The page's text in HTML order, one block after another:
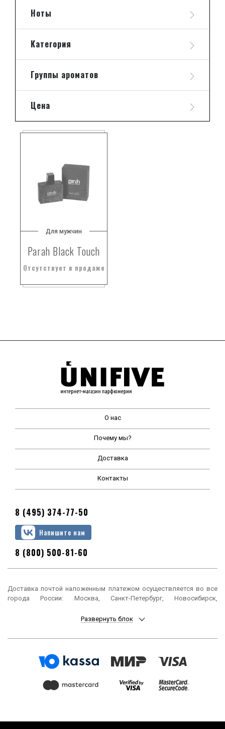
Ноты
Категория
Группы ароматов
Цена
Для мужчин
Parah Black Touch
Отсутствует в продаже
О нас
Почему мы?
Доставка
Контакты
8 (495) 374-77-50
Напишите нам
8 (800) 500-81-60
Доставка почтой наложенным платежом осуществляется во все
города России: Москва, Санкт-Петербург, Новосибирск,
Ростов-на-Дону, Уфа, Красноярск, Пермь, Воронеж, Волгоград,
Ульяновск, Иркутск, Хабаровск, Ярославль, Владивосток, Томск,
Челны, Пенза, Липецк, Киров, Чебоксары, Тула, Калининград,
Балашиха, Курск, Ставрополь, Улан-Удэ, Тверь, Магнитогорск,
Архангельск, Чита, Калуга, Симферополь, Смоленск, Волжский,
Комсомольск-на-Амуре, Химки, Сыктывкар, Нижнекамск, Шахты,
Развернуть блок